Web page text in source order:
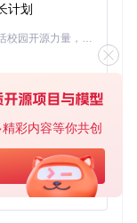
彩内容等你共创
辑功能只需实现
作
打开项目。首次
面板和属性窗口
计划
「源启盛夏」暑期校园开发者成长计划旨在激活校园开源力量，通过积分激励、认证扶持、资源倾斜等形式，引导高校组织和开发者完成「入驻 — 建项目 — 做贡献 — 获认证 — 得资源」的完整闭环。无论你是想带领社团入驻平台的组织者，还是希望用代码贡献证明自己的开发者，都能在这里找到属于你的成长路径。
免费、本地、开源的 24/7 全天候 Cowork 应用，以及适用于 Gemini CLI、Claude Code、Codex、OpenCode、Qwen Code、Goose CLI、Auggie 等的 OpenClaw | 🌟 喜欢就点star吧